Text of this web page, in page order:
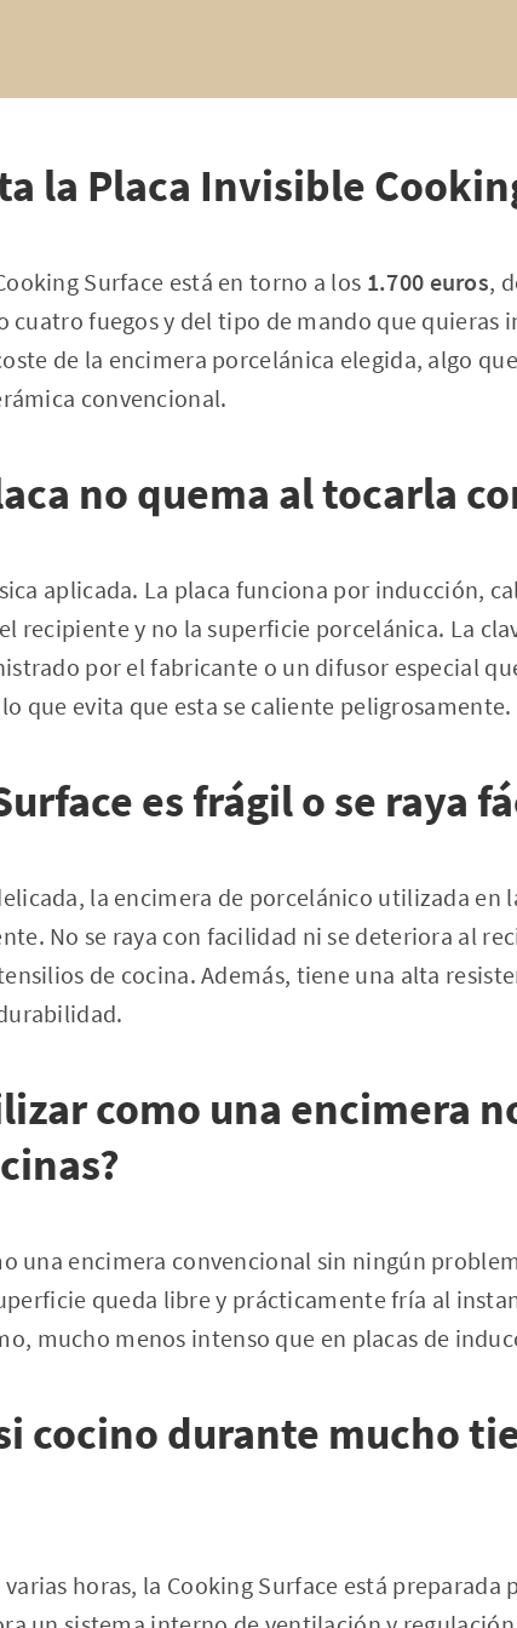
la Placa Invisible
Surface está en torno a los 1.700 euros,
cuatro fuegos y del tipo de mando que quieras
de la encimera porcelánica elegida, algo
convencional.
no quema al tocarla
aplicada. La placa funciona por inducción,
recipiente y no la superficie porcelánica. La
por el fabricante o un difusor especial
que evita que esta se caliente peligrosamente.
es frágil o se raya
la encimera de porcelánico utilizada en
No se raya con facilidad ni se deteriora al
de cocina. Además, tiene una alta
como una encimera
una encimera convencional sin ningún
queda libre y prácticamente fría al
mucho menos intenso que en placas de
cocino durante mucho
horas, la Cooking Surface está preparada